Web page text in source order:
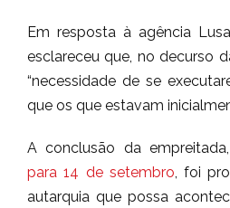
Em resposta à agência
esclareceu que, no decurso
“necessidade de se
que os que estavam
A conclusão da
para 14 de setembro, foi
autarquia que possa